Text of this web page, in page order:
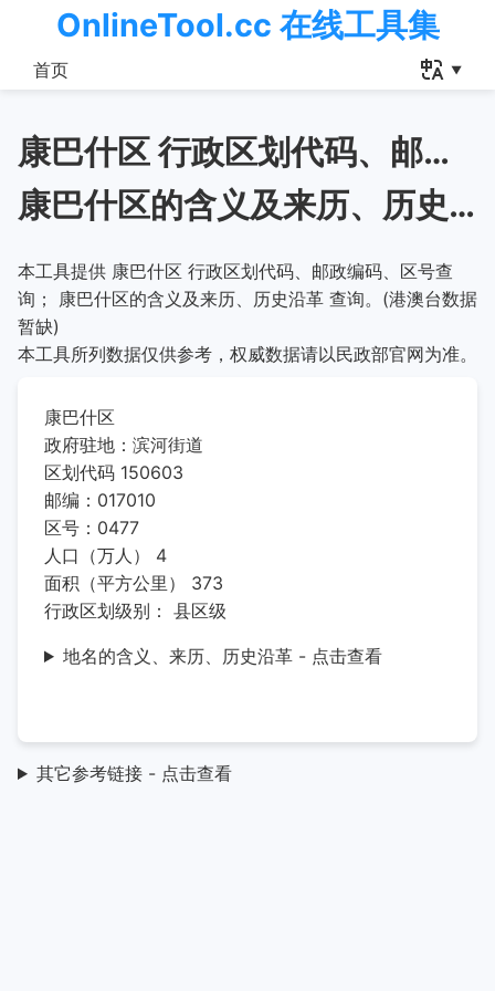
OnlineTool.cc 在线工具集
首页
康巴什区 行政区划代码、邮政编码、区号查询
康巴什区的含义及来历、历史沿革
本工具提供 康巴什区 行政区划代码、邮政编码、区号查
询； 康巴什区的含义及来历、历史沿革 查询。(港澳台数据
暂缺)
本工具所列数据仅供参考，权威数据请以民政部官网为准。
康巴什区
政府驻地：滨河街道
区划代码 150603
邮编：017010
区号：0477
人口（万人） 4
面积（平方公里） 373
行政区划级别： 县区级
地名的含义、来历、历史沿革 - 点击查看
其它参考链接 - 点击查看